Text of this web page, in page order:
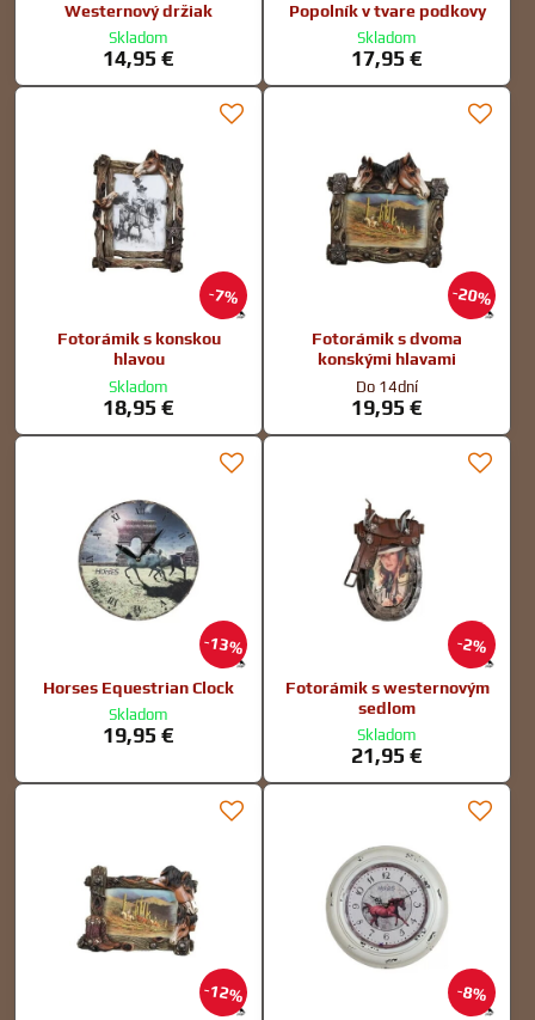
Westernový držiak
Skladom
14,95 €
Popolník v tvare podkovy
Skladom
17,95 €
7%
Fotorámik s konskou
hlavou
Skladom
18,95 €
20%
Fotorámik s dvoma
konskými hlavami
Do 14dní
19,95 €
13%
Horses Equestrian Clock
Skladom
19,95 €
2%
Fotorámik s westernovým
sedlom
Skladom
21,95 €
12% 8%